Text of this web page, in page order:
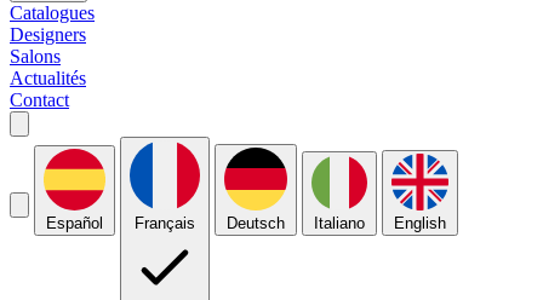
Catalogues
Designers
Salons
Actualités
Contact
Español Français Deutsch Italiano English